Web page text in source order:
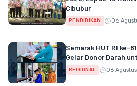
Cibubur
PENDIDIKAN 06
Semarak HUT RI ke-
Gelar Donor Darah
REGIONAL 06